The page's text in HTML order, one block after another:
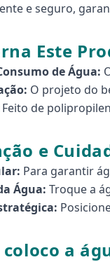
e seguro,
Este
de Água:
O projeto do
Feito de
e
Para garantir
Água: Troque a
coloco a